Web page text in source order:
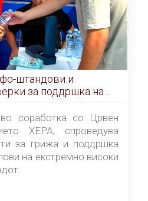
штандови и
за поддршка на
на топлотен бран
соработка со Црвен
ХЕРА, спроведува
за грижа и поддршка
на екстремно високи